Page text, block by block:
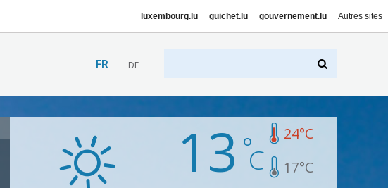
luxembourg.lu guichet.lu gouvernement.lu Autres sites
FR DE
13 24°C
17°C